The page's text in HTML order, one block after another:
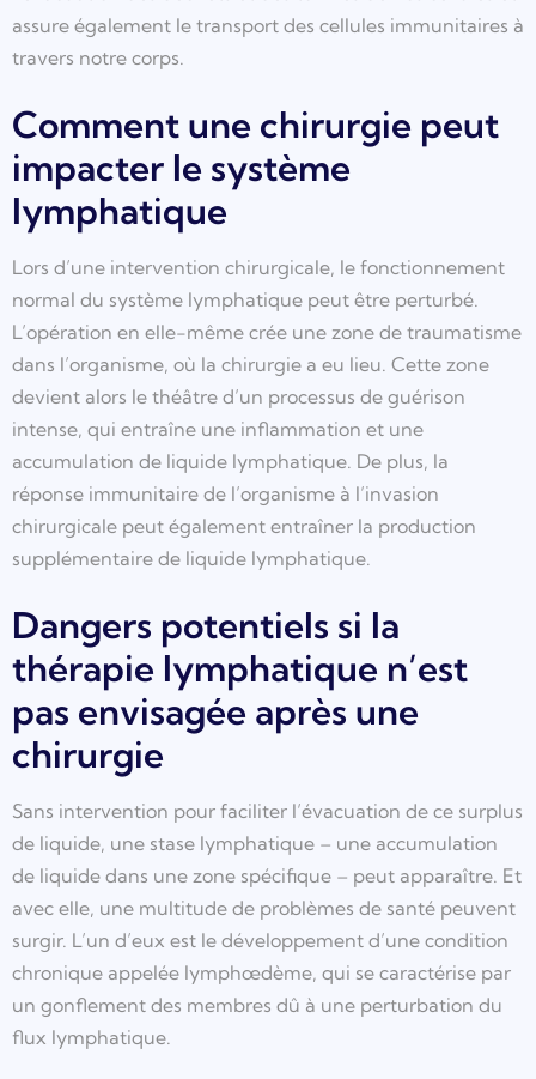
assure également le transport des cellules immunitaires à
travers notre corps.
Comment une chirurgie peut
impacter le système
lymphatique
Lors d’une intervention chirurgicale, le fonctionnement
normal du système lymphatique peut être perturbé.
L’opération en elle-même crée une zone de traumatisme
dans l’organisme, où la chirurgie a eu lieu. Cette zone
devient alors le théâtre d’un processus de guérison
intense, qui entraîne une inflammation et une
accumulation de liquide lymphatique. De plus, la
réponse immunitaire de l’organisme à l’invasion
chirurgicale peut également entraîner la production
supplémentaire de liquide lymphatique.
Dangers potentiels si la
thérapie lymphatique n’est
pas envisagée après une
chirurgie
Sans intervention pour faciliter l’évacuation de ce surplus
de liquide, une stase lymphatique – une accumulation
de liquide dans une zone spécifique – peut apparaître. Et
avec elle, une multitude de problèmes de santé peuvent
surgir. L’un d’eux est le développement d’une condition
chronique appelée lymphœdème, qui se caractérise par
un gonflement des membres dû à une perturbation du
flux lymphatique.